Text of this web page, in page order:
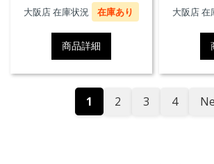
大阪店 在庫状況
在庫あり
商品詳細
大阪店 在
1 2 3 4